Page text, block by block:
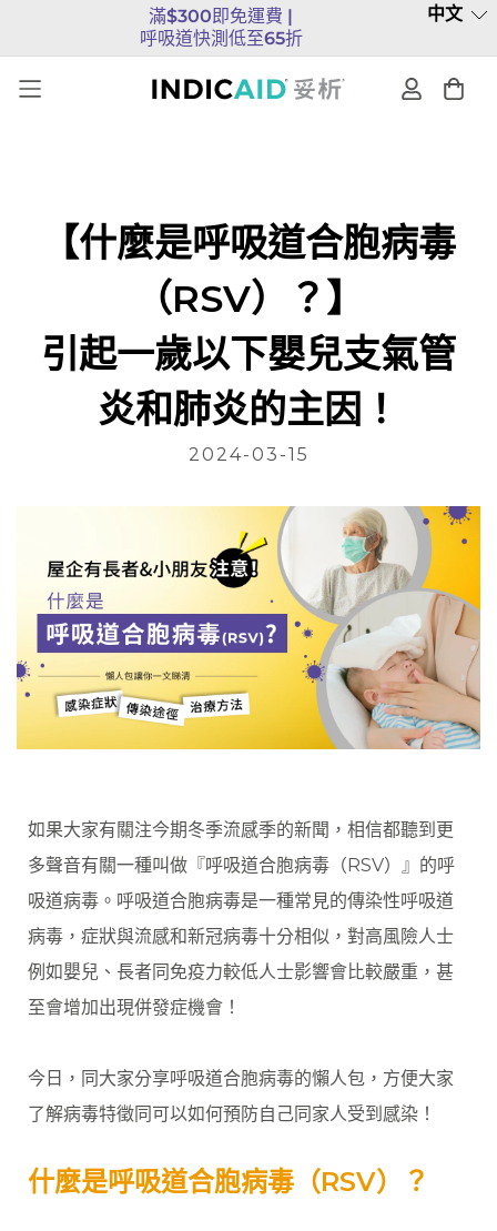
滿$300即免運費 |
呼吸道快測低至65折
【什麼是呼吸道合胞病毒
（RSV）？】
引起一歲以下嬰兒支氣管
炎和肺炎的主因！
2024-03-15
如果大家有關注今期冬季流感季的新聞，相信都聽到更
多聲音有關一種叫做『呼吸道合胞病毒（RSV）』的呼
吸道病毒。呼吸道合胞病毒是一種常見的傳染性呼吸道
病毒，症狀與流感和新冠病毒十分相似，對高風險人士
例如嬰兒、長者同免疫力較低人士影響會比較嚴重，甚
至會增加出現併發症機會！
今日，同大家分享呼吸道合胞病毒的懶人包，方便大家
了解病毒特徵同可以如何預防自己同家人受到感染！
什麼是呼吸道合胞病毒（RSV）？
中文